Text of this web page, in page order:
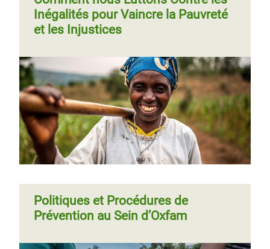
Inégalités pour Vaincre la Pauvreté
et les Injustices
Politiques et Procédures de
Prévention au Sein d’Oxfam